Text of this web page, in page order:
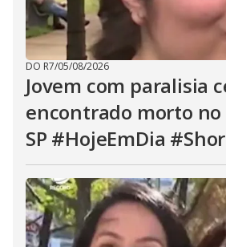
DO R7/05/08/2026
Jovem com paralisia
encontrado morto
SP #HojeEmDia